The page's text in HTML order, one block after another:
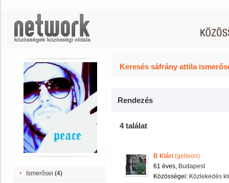
Ismerősei (4)
Keresés sáfrány attila
Rendezés
4 találat
B Klári (gelleon)
61 éves, Budapest
Közösségei: Közlekedés